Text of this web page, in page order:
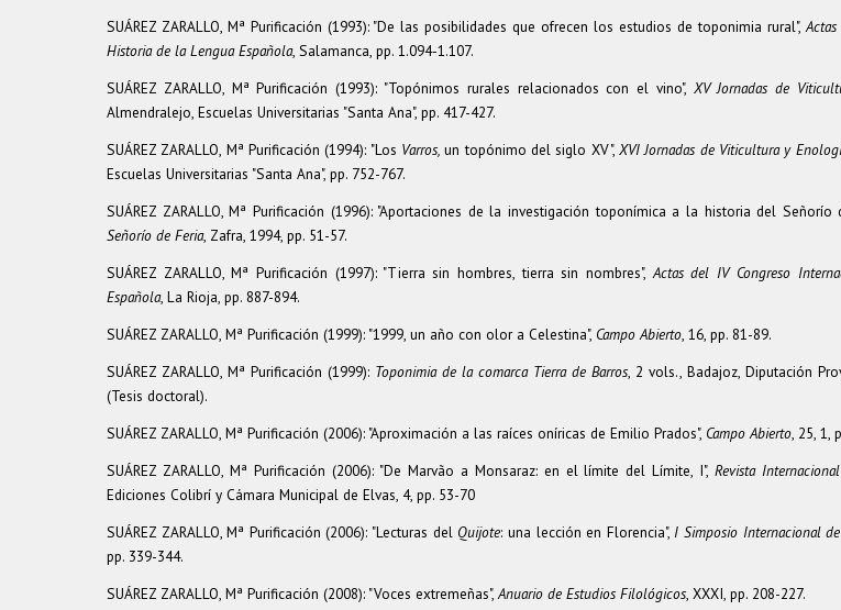
SUÁREZ ZARALLO, Mª Purificación (1993): "De las posibilidades que ofrecen los estudios de toponimia rural",
Historia de la Lengua Española, Salamanca, pp. 1.094-1.107.
SUÁREZ ZARALLO, Mª Purificación (1993): "Topónimos rurales relacionados con el vino", XV Jornadas de
Almendralejo, Escuelas Universitarias "Santa Ana", pp. 417-427.
SUÁREZ ZARALLO, Mª Purificación (1994): "Los Varros,un topónimo del siglo XV",XVI Jornadas de Viticultura y
Escuelas Universitarias "Santa Ana", pp. 752-767.
SUÁREZ ZARALLO, Mª Purificación (1996): "Aportaciones de la investigación toponímica a la historia del Señorío
Señorío de Feria, Zafra, 1994, pp. 51-57.
SUÁREZ ZARALLO, Mª Purificación (1997): "Tierra sin hombres, tierra sin nombres",Actas del IV Congreso
Española, La Rioja, pp. 887-894.
SUÁREZ ZARALLO, Mª Purificación (1999): "1999, un año con olor a Celestina", Campo Abierto, 16, pp. 81-89.
SUÁREZ ZARALLO, Mª Purificación (1999): Toponimia de la comarca Tierra de Barros, 2 vols., Badajoz, Diputación
(Tesis doctoral).
SUÁREZ ZARALLO, Mª Purificación (2006): "Aproximación a las raíces oníricas de Emilio Prados", Campo Abierto, 25, 1,
SUÁREZ ZARALLO, Mª Purificación (2006): "De Marvão a Monsaraz: en el límite del Límite, I",Revista
Ediciones Colibrí y Cámara Municipal de Elvas, 4, pp. 53-70
SUÁREZ ZARALLO, Mª Purificación (2006): "Lecturas del Quijote: una lección en Florencia", I Simposio Internacional
pp. 339-344.
SUÁREZ ZARALLO, Mª Purificación (2008): "Voces extremeñas",Anuario de Estudios Filológicos, XXXI, pp. 208-227.